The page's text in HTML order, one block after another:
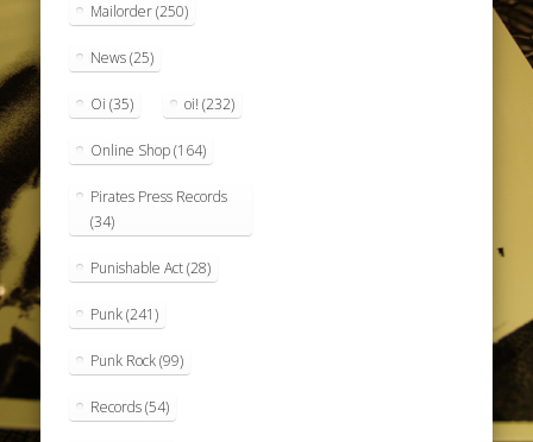
Mailorder(250)
News(25)
Oi (35) oi! (232)
Online Shop(164)
Pirates Press Records
(34)
Punishable Act(28)
Punk(241)
Punk Rock(99)
Records(54)